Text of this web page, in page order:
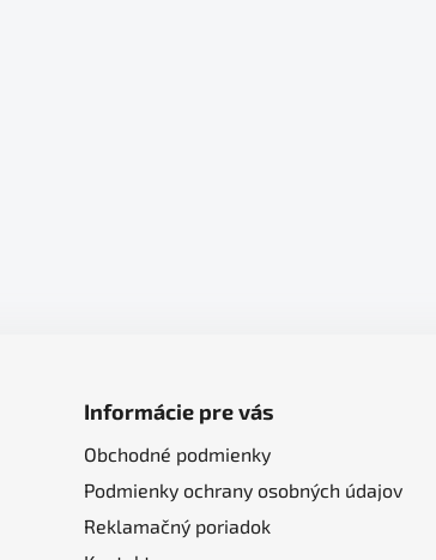
Informácie pre vás
Obchodné podmienky
Podmienky ochrany osobných údajov
Reklamačný poriadok